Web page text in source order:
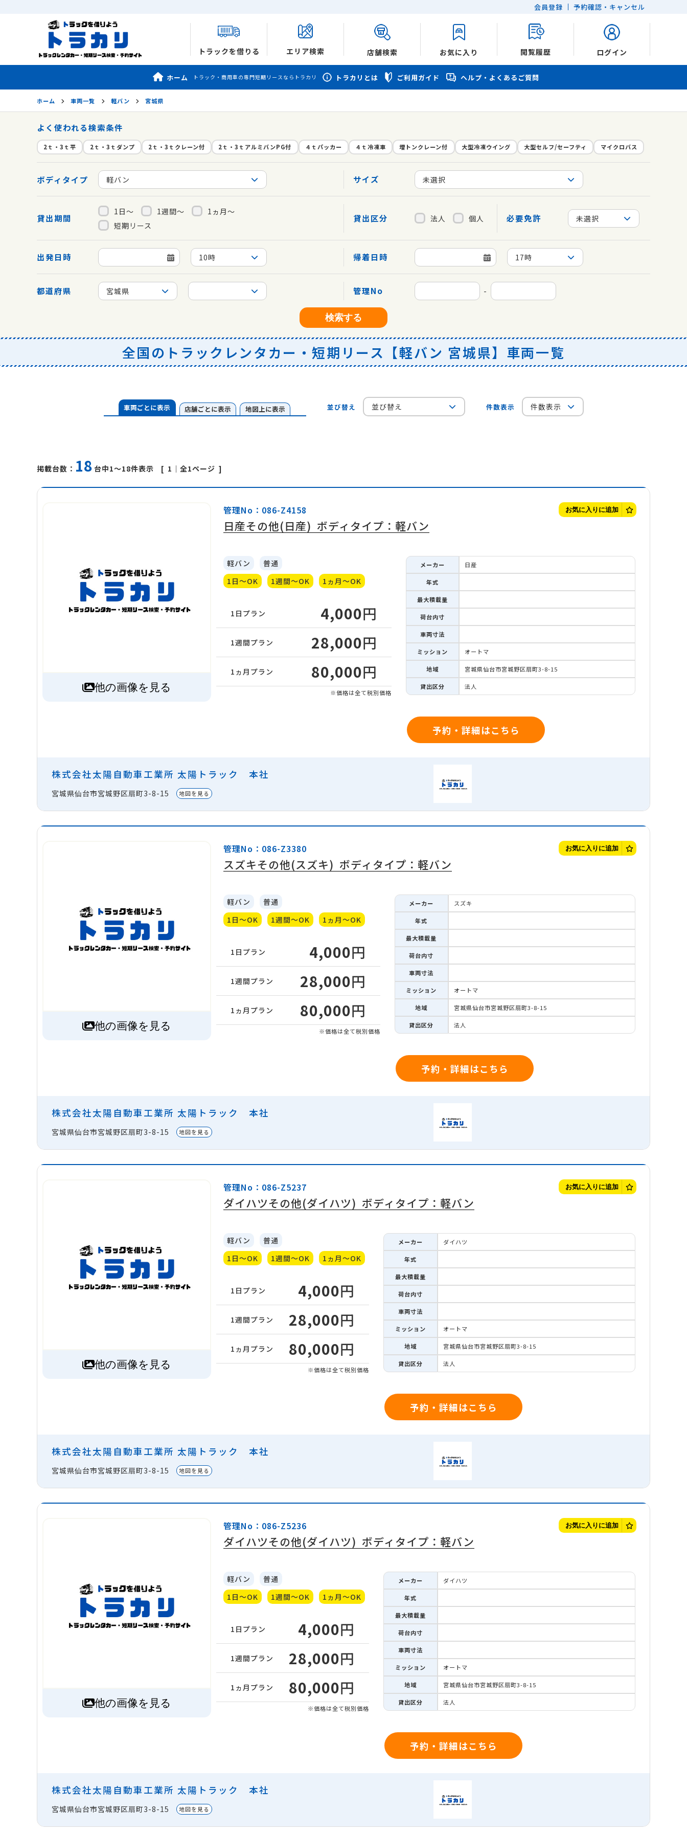
会員登録 予約確認・キャンセル
トラックを借りる エリア検索 店舗検索 お気に入り 閲覧履歴 ログイン
ホーム トラック・商用車の専門短期リースならトラカリ トラカリとは ご利用ガイド ヘルプ・よくあるご質問
ホーム 車両一覧 軽バン 宮城県
よく使われる検索条件
2ｔ・3ｔ平 2ｔ・3ｔダンプ 2ｔ・3ｔクレーン付 2ｔ・3ｔアルミバンPG付 ４ｔパッカー ４ｔ冷凍車 増トンクレーン付 大型冷凍ウイング 大型セルフ/セーフティ マイクロバス
ボディタイプ 軽バン サイズ 未選択
貸出期間
1日～ 1週間～
1ヵ月～
短期リース
貸出区分 法人 個人 必要免許 未選択
出発日時 10時 帰着日時 17時
都道府県 宮城県 管理No -
検索する
全国のトラックレンタカー・短期リース【軽バン 宮城県】車両一覧
車両ごとに表示 店舗ごとに表示 地図上に表示 並び替え 並び替え 件数表示 件数表示
掲載台数： 18 台中1～18件表示 1 ｜全1ページ
他の画像を見る
管理No：086-Z4158
日産その他(日産) ボディタイプ：軽バン
予約・詳細はこちら
お気に入りに追加
軽バン
普通
1日～OK
1週間～OK 1ヵ月～OK
1日 プラン 4,000円
1週間プラン 28,000円
1ヵ月 プラン 80,000円
※価格は全て税別価格
メーカー 日産
年式
最大積載量
荷台内寸
車両寸法
ミッション オートマ
地域 宮城県仙台市宮城野区扇町3-8-15
貸出区分 法人
株式会社太陽自動車工業所 太陽トラック 本社
宮城県仙台市宮城野区扇町3-8-15 地図を見る
他の画像を見る
管理No：086-Z3380
スズキその他(スズキ) ボディタイプ：軽バン
予約・詳細はこちら
お気に入りに追加
軽バン
普通
1日～OK
1週間～OK 1ヵ月～OK
1日 プラン 4,000円
1週間プラン 28,000円
1ヵ月 プラン 80,000円
※価格は全て税別価格
メーカー スズキ
年式
最大積載量
荷台内寸
車両寸法
ミッション オートマ
地域 宮城県仙台市宮城野区扇町3-8-15
貸出区分 法人
株式会社太陽自動車工業所 太陽トラック 本社
宮城県仙台市宮城野区扇町3-8-15 地図を見る
他の画像を見る
管理No：086-Z5237
ダイハツその他(ダイハツ) ボディタイプ：軽バン
予約・詳細はこちら
お気に入りに追加
軽バン
普通
1日～OK
1週間～OK 1ヵ月～OK
1日 プラン 4,000円
1週間プラン 28,000円
1ヵ月 プラン 80,000円
※価格は全て税別価格
メーカー ダイハツ
年式
最大積載量
荷台内寸
車両寸法
ミッション オートマ
地域 宮城県仙台市宮城野区扇町3-8-15
貸出区分 法人
株式会社太陽自動車工業所 太陽トラック 本社
宮城県仙台市宮城野区扇町3-8-15 地図を見る
他の画像を見る
管理No：086-Z5236
ダイハツその他(ダイハツ) ボディタイプ：軽バン
予約・詳細はこちら
お気に入りに追加
軽バン
普通
1日～OK
1週間～OK 1ヵ月～OK
1日 プラン 4,000円
1週間プラン 28,000円
1ヵ月 プラン 80,000円
※価格は全て税別価格
メーカー ダイハツ
年式
最大積載量
荷台内寸
車両寸法
ミッション オートマ
地域 宮城県仙台市宮城野区扇町3-8-15
貸出区分 法人
株式会社太陽自動車工業所 太陽トラック 本社
宮城県仙台市宮城野区扇町3-8-15 地図を見る